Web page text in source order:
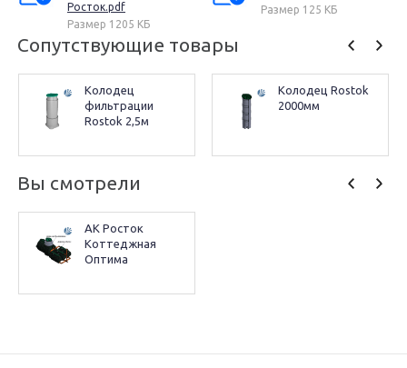
Росток.pdf
Размер 1205 КБ
Размер 125 КБ
Сопутствующие товары
Колодец
фильтрации
Rostok 2,5м
Колодец Rostok
2000мм
Вы смотрели
АК Росток
Коттеджная
Оптима